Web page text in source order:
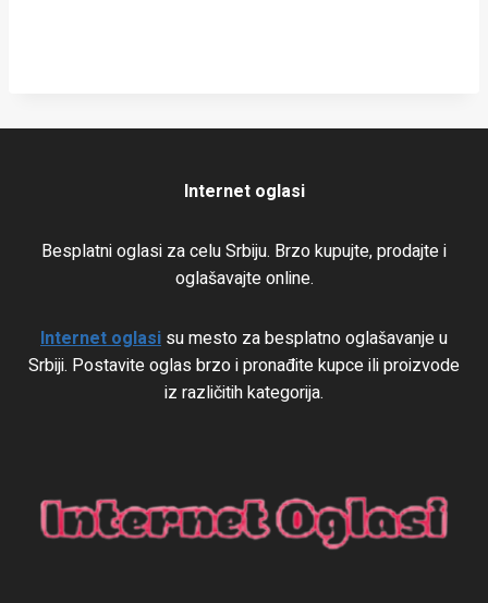
Internet oglasi
Besplatni oglasi za celu Srbiju. Brzo kupujte, prodajte i
oglašavajte online.
Internet oglasi su mesto za besplatno oglašavanje u
Srbiji. Postavite oglas brzo i pronađite kupce ili proizvode
iz različitih kategorija.